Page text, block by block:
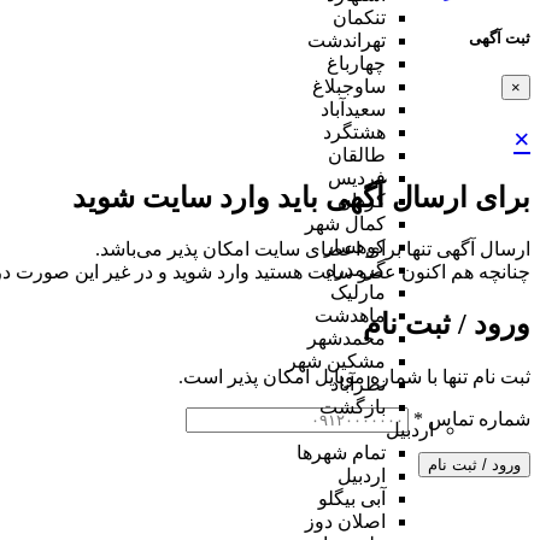
ثبت آگهی
×
×
برای ارسال آگهی باید وارد سایت شوید
ارسال آگهی تنها برای اعضای سایت امکان پذیر می‌باشد.
چنانچه هم‌ اکنون عضو سایت هستید وارد شوید و در غیر این صورت
ورود / ثبت نام
ثبت نام تنها با شماره موبایل امکان پذیر است.
شماره تماس *
ورود / ثبت نام
تنکمان
تهراندشت
چهارباغ
ساوجبلاغ
سعیدآباد
هشتگرد
طالقان
فردیس
کردان
کمال شهر
کوهسار
گرمدره
مارلیک
ماهدشت
محمدشهر
مشکین شهر
نظرآباد
بازگشت
اردبیل
تمام شهر‌ها
اردبیل
آبی بیگلو
اصلان دوز